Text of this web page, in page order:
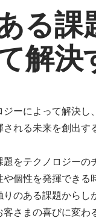
る課
解決
ーによって解決し、
れる未来を創出す
をテクノロジーの
個性を発揮できる
のある課題からし
さまの喜びに変わ